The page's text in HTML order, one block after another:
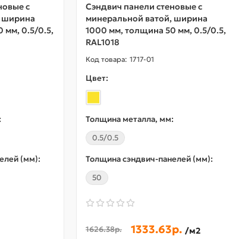
с
ширина
мм, 0.5/0.5,
(мм):
Сэндвич панели стеновые с
минеральной ватой, ширина
1000 мм, толщина 50 мм, 0.5/0.5,
RAL1018
1717-01
Цвет:
Толщина металла, мм:
0.5/0.5
Толщина сэндвич-панелей (мм):
50
1626.38р. 1333.63р. /м2